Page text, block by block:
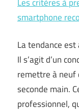
smartphone
La tendance
Il s’agit d’un
remettre à neuf
seconde main.
professionnel,